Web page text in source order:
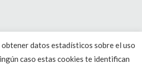
datos estadísticos sobre el uso
caso estas cookies te identifican